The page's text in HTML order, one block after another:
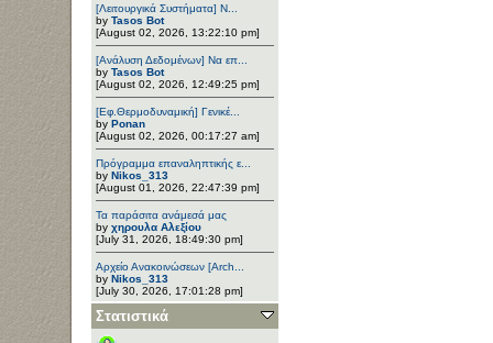
[Λειτουργικά Συστήματα] Ν...
by Tasos Bot
[August 02, 2026, 13:22:10 pm]
[Ανάλυση Δεδομένων] Να επ...
by Tasos Bot
[August 02, 2026, 12:49:25 pm]
[Εφ.Θερμοδυναμική] Γενικέ...
by Ponan
[August 02, 2026, 00:17:27 am]
Πρόγραμμα επαναληπτικής ε...
by Nikos_313
[August 01, 2026, 22:47:39 pm]
Τα παράσιτα ανάμεσά μας
by χηρουλα Αλεξίου
[July 31, 2026, 18:49:30 pm]
Αρχείο Ανακοινώσεων [Arch...
by Nikos_313
[July 30, 2026, 17:01:28 pm]
Στατιστικά